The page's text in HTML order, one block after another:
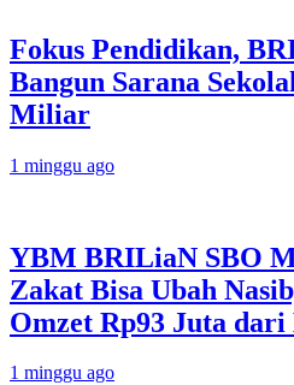
Fokus Pendidikan,
Bangun Sarana
Miliar
1 minggu ago
YBM BRILiaN SBO
Zakat Bisa Ubah
Omzet Rp93 Juta dari
1 minggu ago